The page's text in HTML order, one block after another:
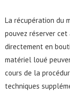
La récupération du
pouvez réserver cet
directement en
matériel loué
cours de la
techniques